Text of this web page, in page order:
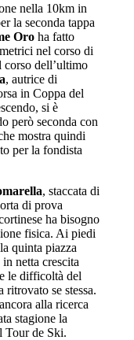
nella 10km in
la seconda tappa
Oro ha fatto
nel corso di
corso dell’ultimo
, autrice di
in Coppa del
si è
però seconda con
mostra quindi
per la fondista
, staccata di
di prova
ha bisogno
fisica. Ai piedi
quinta piazza
netta crescita
le difficoltà del
ritrovato se stessa.
alla ricerca
stagione la
Tour de Ski.